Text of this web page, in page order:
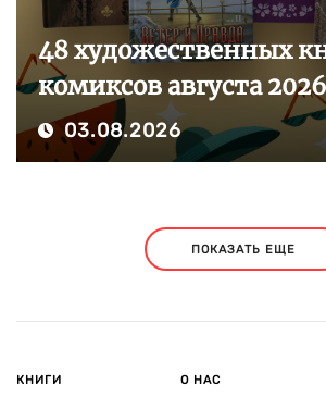
48 художественных
комиксов августа 2026
03.08.2026
ПОКАЗАТЬ ЕЩЕ
КНИГИ О НАС